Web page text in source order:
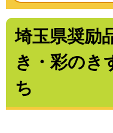
埼玉県奨励
き・彩のき
ち